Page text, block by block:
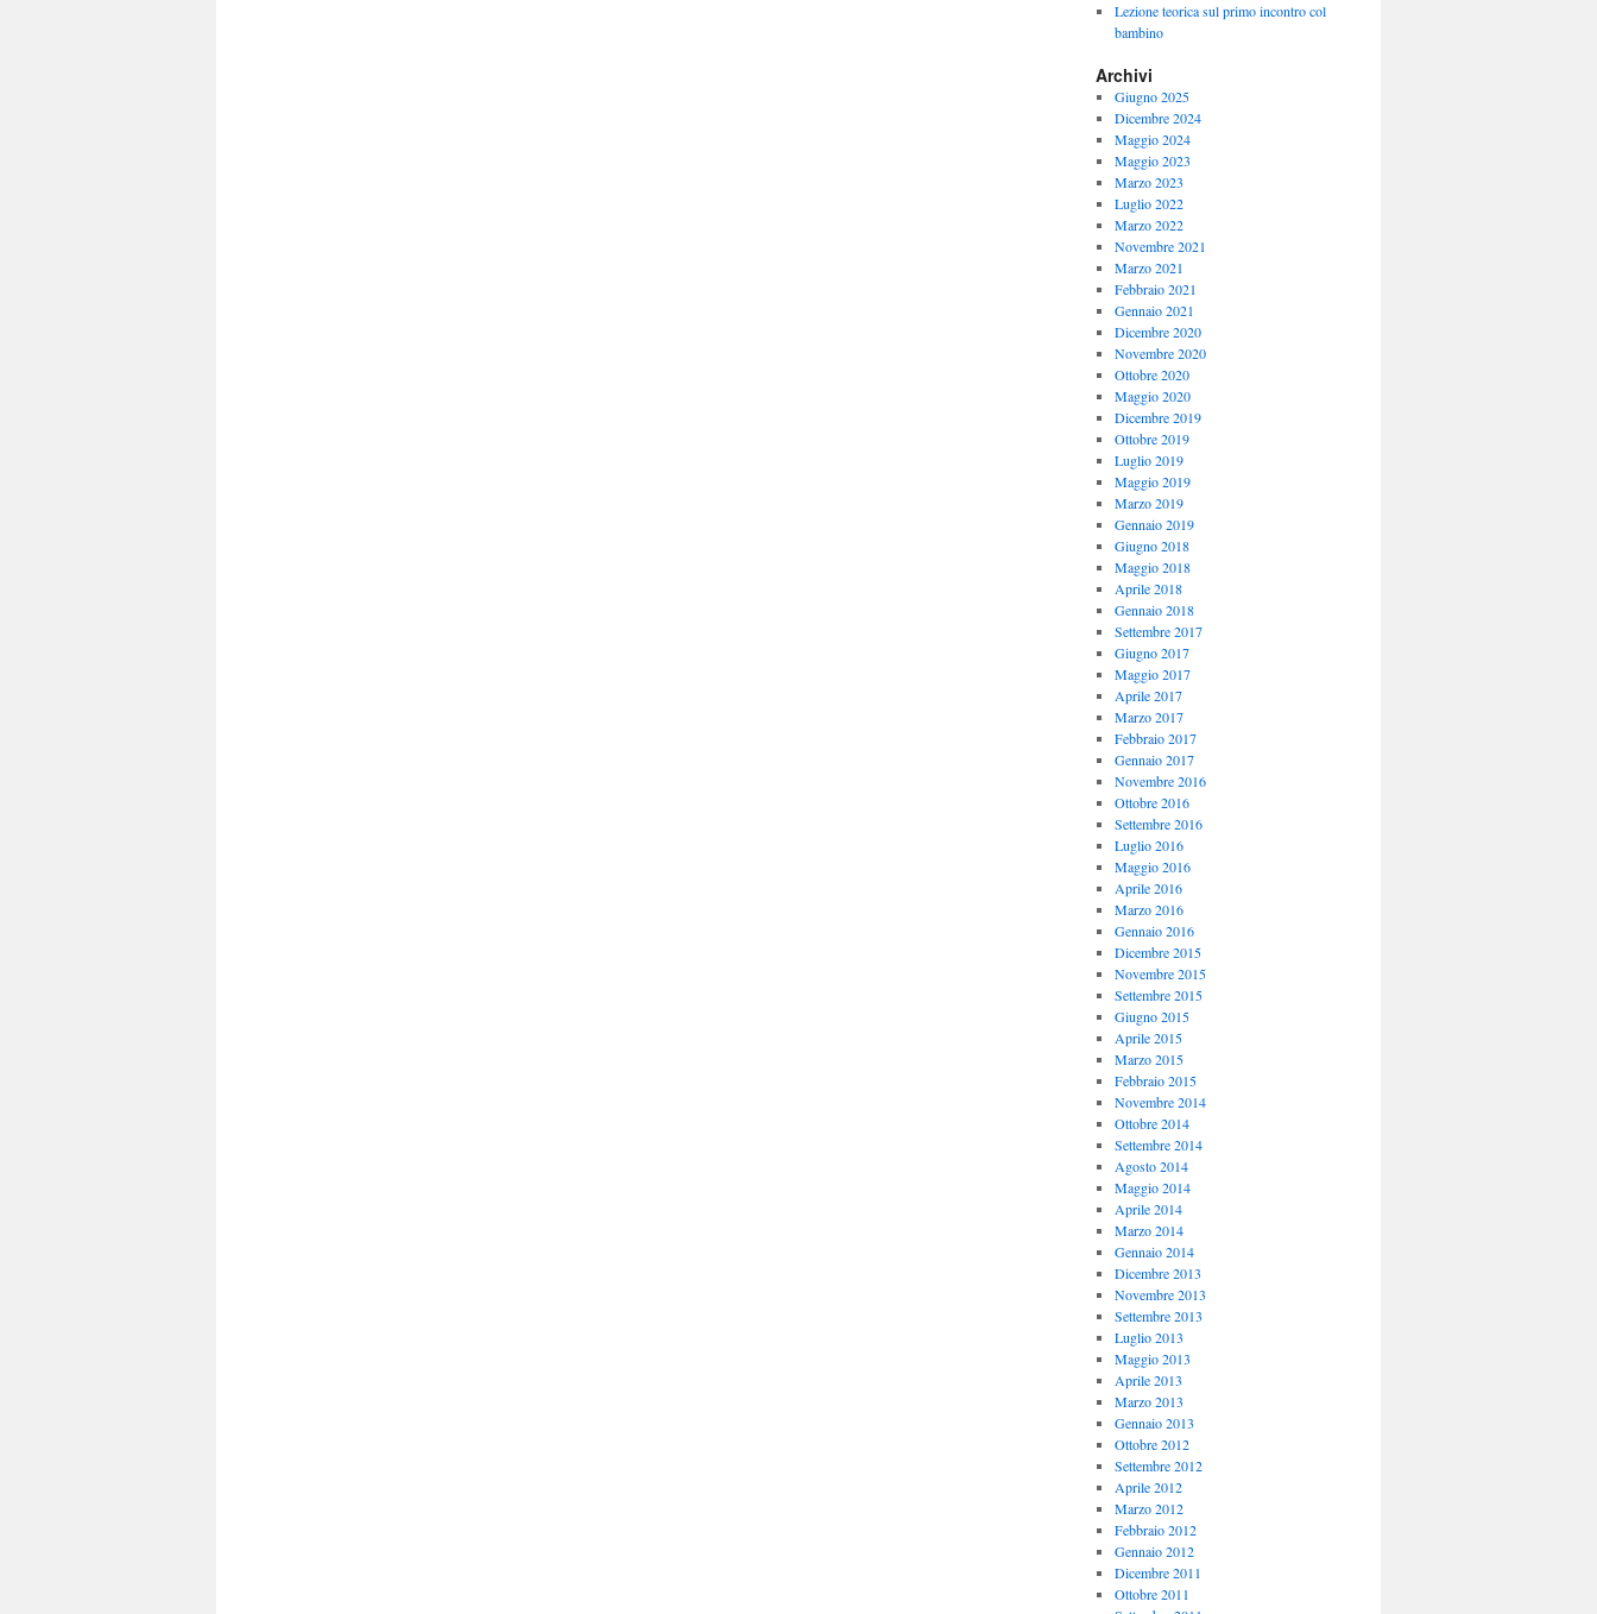
Lezione teorica sul primo incontro col
bambino
Archivi
Giugno 2025
Dicembre 2024
Maggio 2024
Maggio 2023
Marzo 2023
Luglio 2022
Marzo 2022
Novembre 2021
Marzo 2021
Febbraio 2021
Gennaio 2021
Dicembre 2020
Novembre 2020
Ottobre 2020
Maggio 2020
Dicembre 2019
Ottobre 2019
Luglio 2019
Maggio 2019
Marzo 2019
Gennaio 2019
Giugno 2018
Maggio 2018
Aprile 2018
Gennaio 2018
Settembre 2017
Giugno 2017
Maggio 2017
Aprile 2017
Marzo 2017
Febbraio 2017
Gennaio 2017
Novembre 2016
Ottobre 2016
Settembre 2016
Luglio 2016
Maggio 2016
Aprile 2016
Marzo 2016
Gennaio 2016
Dicembre 2015
Novembre 2015
Settembre 2015
Giugno 2015
Aprile 2015
Marzo 2015
Febbraio 2015
Novembre 2014
Ottobre 2014
Settembre 2014
Agosto 2014
Maggio 2014
Aprile 2014
Marzo 2014
Gennaio 2014
Dicembre 2013
Novembre 2013
Settembre 2013
Luglio 2013
Maggio 2013
Aprile 2013
Marzo 2013
Gennaio 2013
Ottobre 2012
Settembre 2012
Aprile 2012
Marzo 2012
Febbraio 2012
Gennaio 2012
Dicembre 2011
Ottobre 2011